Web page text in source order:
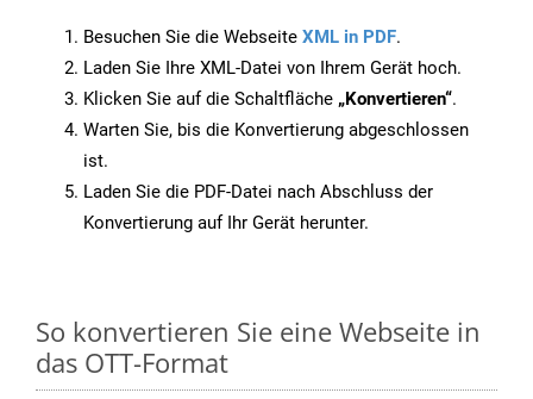
Besuchen Sie die Webseite XML in PDF.
Laden Sie Ihre XML-Datei von Ihrem Gerät hoch.
Klicken Sie auf die Schaltfläche „Konvertieren“.
Warten Sie, bis die Konvertierung abgeschlossen
ist.
Laden Sie die PDF-Datei nach Abschluss der
Konvertierung auf Ihr Gerät herunter.
So konvertieren Sie eine Webseite in
das OTT-Format